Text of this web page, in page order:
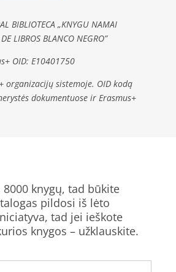
BIBLIOTECA „KNYGU NAMAI
LIBROS BLANCO NEGRO”
OID: E10401750
organizacijų sistemoje. OID kodą
dokumentuose ir Erasmus+
knygų, tad būkite
pildosi iš lėto
tad jei ieškote
knygos – užklauskite.